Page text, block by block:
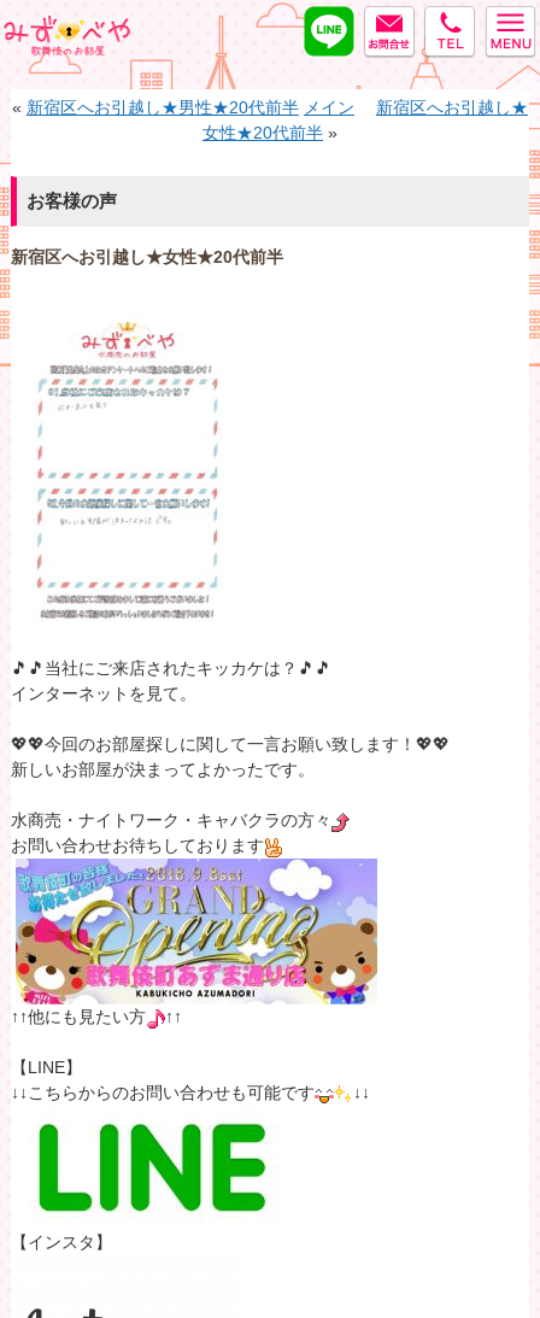
tel
MAIL
LINE
« 新宿区へお引越し★男性★20代前半 メイン
新宿区へお引越し★
女性★20代前半»
お客様の声
新宿区へお引越し★女性★20代前半
🎵🎵当社にご来店されたキッカケは？🎵🎵
インターネットを見て。
💖💖今回のお部屋探しに関して一言お願い致します！💖💖
新しいお部屋が決まってよかったです。
水商売・ナイトワーク・キャバクラの方々
お問い合わせお待ちしております
↑↑他にも見たい方 ↑↑
【LINE】
↓↓こちらからのお問い合わせも可能です
↓↓
【インスタ】